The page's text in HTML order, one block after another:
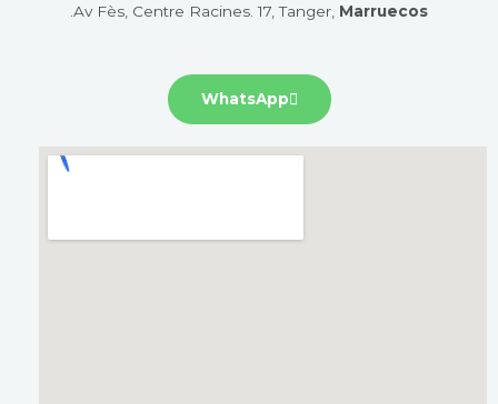
Av Fès, Centre Racines. 17, Tanger, Marruecos
WhatsApp